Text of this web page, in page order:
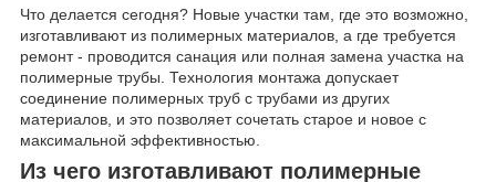
Что делается сегодня? Новые участки там, где это возможно,
изготавливают из полимерных материалов, а где требуется
ремонт - проводится санация или полная замена участка на
полимерные трубы. Технология монтажа допускает
соединение полимерных труб с трубами из других
материалов, и это позволяет сочетать старое и новое с
максимальной эффективностью.
Из чего изготавливают полимерные